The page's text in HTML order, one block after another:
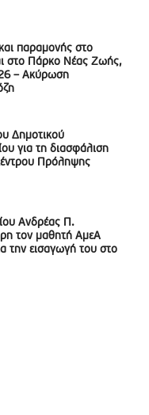
παραμονής στο
στο Πάρκο Νέας Ζωής,
– Ακύρωση
Δημοτικού
για τη διασφάλιση
Πρόληψης
Ανδρέας Π.
τον μαθητή ΑμεΑ
την εισαγωγή του στο